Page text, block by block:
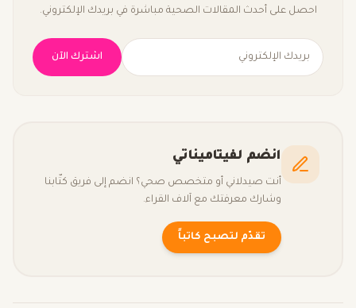
احصل على أحدث المقالات الصحية مباشرة في بريدك الإلكتروني.
اشترك الآن
انضم لفيتاميناتي
أنت صيدلاني أو متخصص صحي؟ انضم إلى فريق كتّابنا
وشارك معرفتك مع آلاف القراء.
تقدّم لتصبح كاتباً